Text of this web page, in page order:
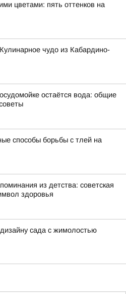
цветами: пять оттенков на
чудо из Кабардино-
остаётся вода: общие
способы борьбы с тлей на
из детства: советская
здоровья
сада с жимолостью